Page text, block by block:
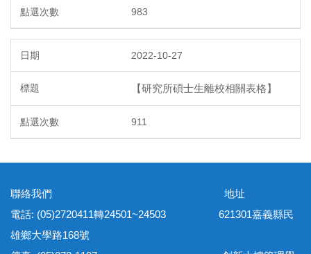
983
2022-10-27
【研究所碩士生離校相關表格】
911
聯絡我們 地址
電話: (05)2720411轉24501~24503 621301嘉義縣民
雄鄉大學路168號